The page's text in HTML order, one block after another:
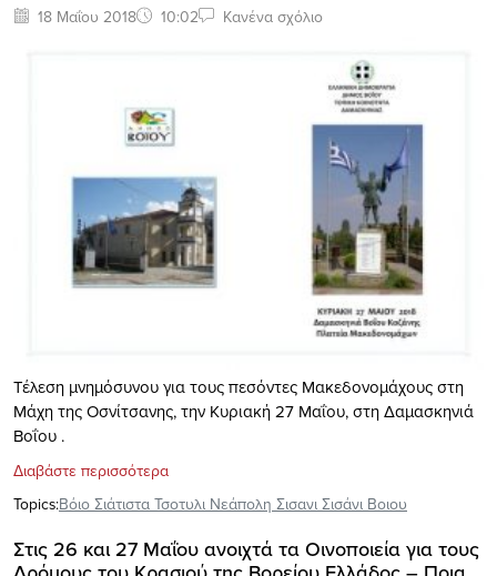
18 Μαΐου 2018 10:02 Κανένα σχόλιο
Τέλεση μνημόσυνου για τους πεσόντες Μακεδονομάχους στη
Μάχη της Οσνίτσανης, την Κυριακή 27 Μαΐου, στη Δαμασκηνιά
Βοΐου .
Διαβάστε περισσότερα
Topics:Βόιο Σιάτιστα Τσοτυλι Νεάπολη Σισανι Σισάνι Βοιου
Στις 26 και 27 Μαΐου ανοιχτά τα Οινοποιεία για τους